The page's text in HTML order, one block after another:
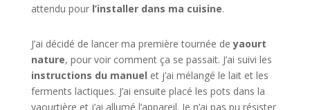
attendu pour l’installer dans ma cuisine.
J’ai décidé de lancer ma première tournée deyaourt
nature, pour voir comment ça se passait. J’ai suivi les
instructions du manuel et j’ai mélangé le lait et les
ferments lactiques. J’ai ensuite placé les pots dans la
yaourtière et j’ai allumé l’appareil. Je n’ai pas pu résister